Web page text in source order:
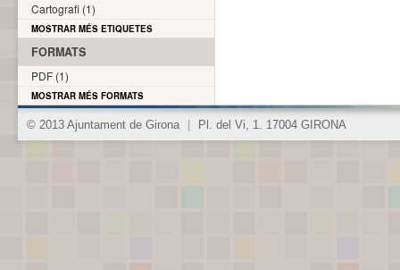
Cartografi (1)
MOSTRAR MÉS ETIQUETES
FORMATS
PDF (1)
MOSTRAR MÉS FORMATS
© 2013 Ajuntament de Girona Pl. del Vi, 1. 17004 GIRONA